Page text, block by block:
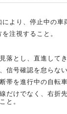
より、停止中の車
注視すること。
落とし、直進して
信号確認を怠らな
帯を進行中の自転
だけでなく、右折
と。